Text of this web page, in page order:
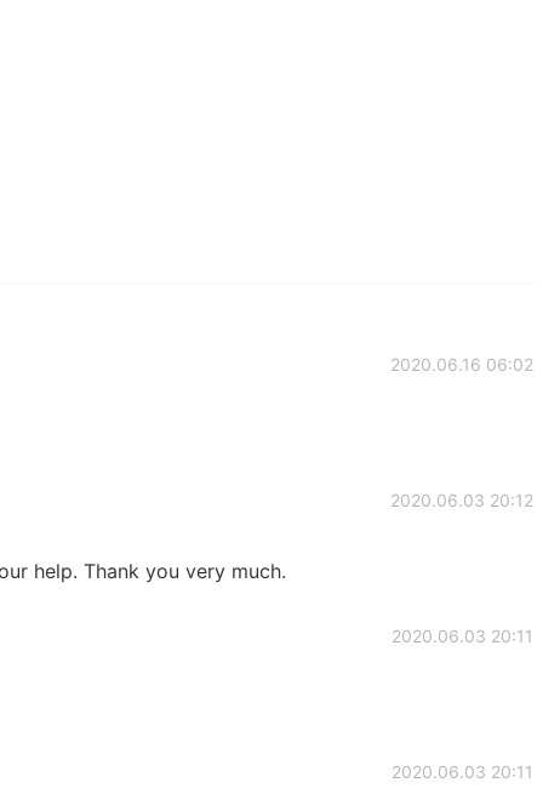
2020.06.16 06:02
2020.06.03 20:12
help. Thank you very much.
2020.06.03 20:11
2020.06.03 20:11